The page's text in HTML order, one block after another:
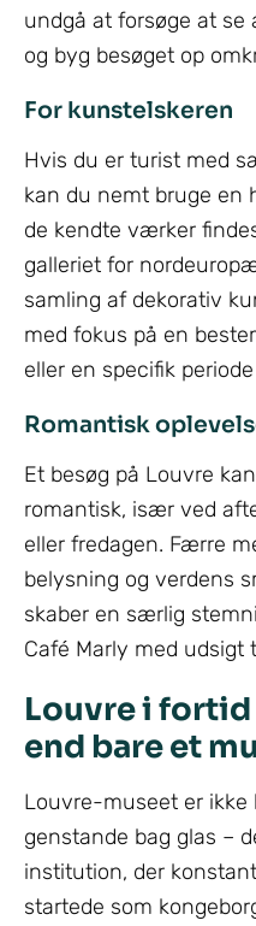
undgå at forsøge at
og byg besøget op
For kunstelskeren
Hvis du er turist med
kan du nemt bruge en
de kendte værker
galleriet for
samling af dekorativ
med fokus på en
eller en specifik
Romantisk
Et besøg på Louvre
romantisk, især ved
eller fredagen. Færre
belysning og verdens
skaber en særlig
Café Marly med udsigt
Louvre i
end bare et
Louvre-museet er ikke
genstande bag glas –
institution, der
startede som